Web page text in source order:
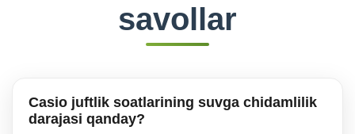
savollar
Casio juftlik soatlarining suvga chidamlilik
darajasi qanday?